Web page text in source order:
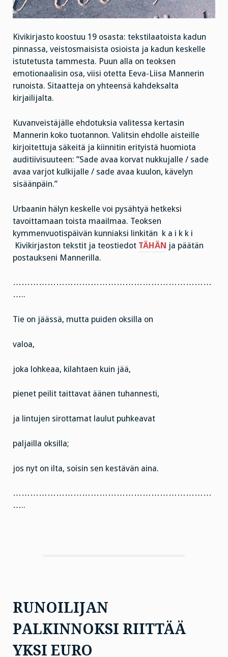
Kivikirjasto koostuu 19 osasta: tekstilaatoista kadun
pinnassa, veistosmaisista osioista ja kadun keskelle
istutetusta tammesta. Puun alla on teoksen
emotionaalisin osa, viisi otetta Eeva-Liisa Mannerin
runoista. Sitaatteja on yhteensä kahdeksalta
kirjailijalta.
Kuvanveistäjälle ehdotuksia valitessa kertasin
Mannerin koko tuotannon. Valitsin ehdolle aisteille
kirjoitettuja säkeitä ja kiinnitin erityistä huomiota
auditiivisuuteen: ”Sade avaa korvat nukkujalle / sade
avaa varjot kulkijalle / sade avaa kuulon, kävelyn
sisäänpäin.”
Urbaanin hälyn keskelle voi pysähtyä hetkeksi
tavoittamaan toista maailmaa. Teoksen
kymmenvuotispäivän kunniaksi linkitän k a i k k i
Kivikirjaston tekstit ja teostiedot TÄHÄN ja päätän
postaukseni Mannerilla.
……………………………………………………………
…..
Tie on jäässä, mutta puiden oksilla on
valoa,
joka lohkeaa, kilahtaen kuin jää,
pienet peilit taittavat äänen tuhannesti,
ja lintujen sirottamat laulut puhkeavat
paljailla oksilla;
jos nyt on ilta, soisin sen kestävän aina.
……………………………………………………………
…..
RUNOILIJAN
PALKINNOKSI RIITTÄÄ
YKSI EURO